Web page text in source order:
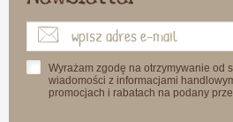
Wyrażam zgodę na otrzymywanie od
wiadomości z informacjami
promocjach i rabatach na podany